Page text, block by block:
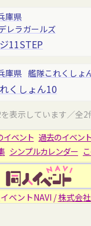
庫県
レラガールズ
11STEP
庫県 艦隊これくしょ
くしょん10
表示しています／全2
イベント 過去のイベント
シンプルカレンダー
ベントNAVI /株式会